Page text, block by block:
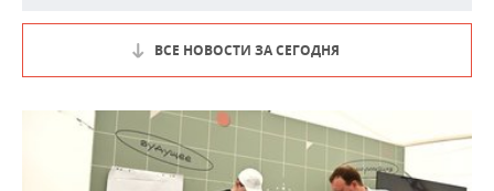
ВСЕ НОВОСТИ ЗА СЕГОДНЯ